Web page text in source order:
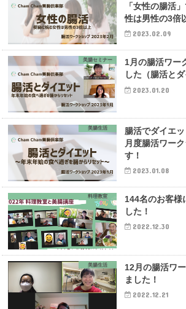
「女性の腸活
性は男性の3倍
2023.02.09
美腸セミナー
1月の腸活ワー
した（腸活とダ
2023.01.20
美腸生活
腸活でダイエ
月度腸活ワー
す！
2023.01.08
料理教室
144名のお客様
した！
2022.12.30
美腸生活
12月の腸活ワ
ました！
2022.12.21